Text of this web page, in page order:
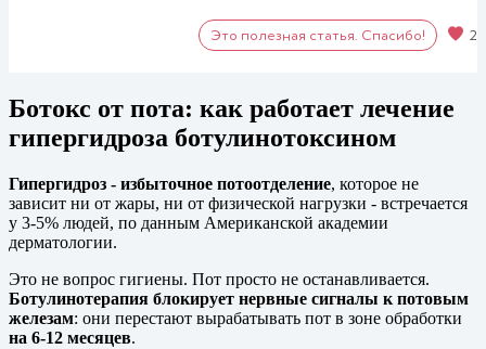
Это полезная статья. Спасибо! 2
Ботокс от пота: как работает лечение
гипергидроза ботулинотоксином
Гипергидроз - избыточное потоотделение, которое не
зависит ни от жары, ни от физической нагрузки - встречается
у 3-5% людей, по данным Американской академии
дерматологии.
Это не вопрос гигиены. Пот просто не останавливается.
Ботулинотерапия блокирует нервные сигналы к потовым
железам: они перестают вырабатывать пот в зоне обработки
на 6-12 месяцев.